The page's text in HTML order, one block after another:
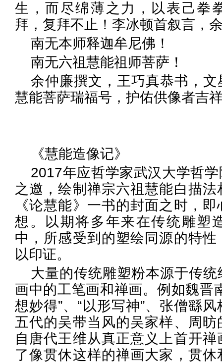
生，而尽绵薄之力，以表己拳
拜，复拜不止！李冰顿首叙言，
南无本师释迦牟尼佛！
南无六祖慧能祖师菩萨！
余仲廉撰文，王巧真恭书，
慧能菩萨瑞福号，护佑供像者吉
《慧能造像记》
2017年应哲学家武汉大学哲
之邀，绘制禅宗六祖慧能白描
《论慧能》一书的封面之时，
想。以期将多年来在传统雕塑
中，所感受到的塑绘同源的特
以印证。
大量的传统雕塑粉本源于传
画中的工笔画和禅画。例如魏晋
想妙得”、“以形写神”、张僧繇
五代的吴带当风的吴家样、周
自唐代王维从真正意义上首开
了像贯休这样的禅画大家，贯